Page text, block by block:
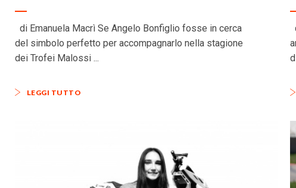
di Emanuela Macrì Se Angelo Bonfiglio fosse in cerca
del simbolo perfetto per accompagnarlo nella stagione
dei Trofei Malossi ...
LEGGI TUTTO